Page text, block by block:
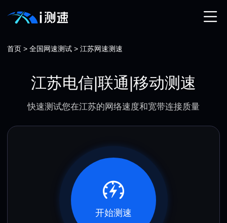
首页 >全国网速测试 >江苏网速测速
江苏电信|联通|移动测速
快速测试您在江苏的网络速度和宽带连接质量
开始测速